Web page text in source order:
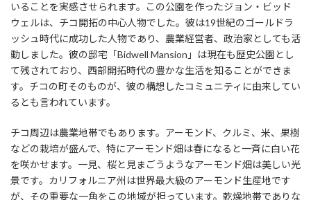
いることを実感させられます。この公園を作ったジョン・ビッド
ウェルは、チコ開拓の中心人物でした。彼は19世紀のゴールドラ
ッシュ時代に成功した人物であり、農業経営者、政治家としても活
動しました。彼の邸宅「Bidwell Mansion」は現在も歴史公園とし
て残されており、西部開拓時代の豊かな生活を知ることができま
す。チコの町そのものが、彼の構想したコミュニティに由来してい
るとも言われています。
チコ周辺は農業地帯でもあります。アーモンド、クルミ、米、果樹
などの栽培が盛んで、特にアーモンド畑は春になると一斉に白い花
を咲かせます。一見、桜と見まごうようなアーモンド畑は美しい光
景です。カリフォルニア州は世界最大級のアーモンド生産地です
が、その重要な一角をこの地域が担っています。乾燥地帯でありな